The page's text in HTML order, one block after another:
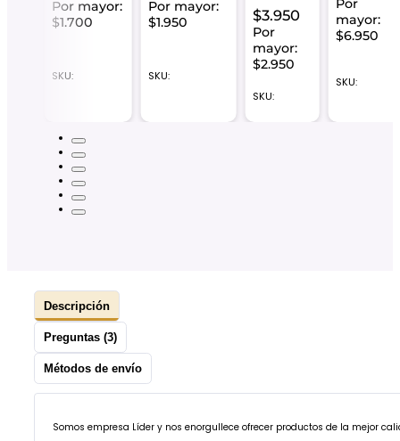
Por mayor:
$1.700
SKU:
Por mayor:
$1.950
SKU:
$3.950
Por
mayor:
$2.950
SKU:
Por
mayor:
$6.950
SKU:
Descripción
Preguntas (3)
Métodos de envío
Somos empresa Líder y nos enorgullece ofrecer productos de la mejor